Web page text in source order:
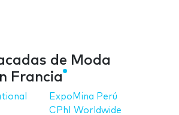
de Moda
Francia
ExpoMina Perú
CPhI Worldwide